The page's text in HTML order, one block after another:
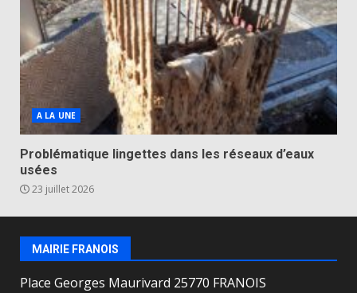
A LA UNE
Problématique lingettes dans les réseaux d’eaux
usées
23 juillet 2026
MAIRIE FRANOIS
Place Georges Maurivard 25770 FRANOIS